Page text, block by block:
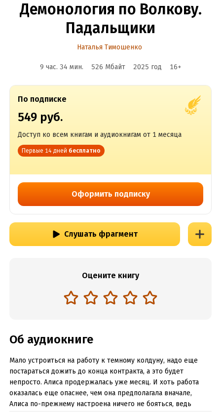
Демонология по Волкову.
Падальщики
Наталья Тимошенко
9 час. 34 мин. 526 Мбайт 2025 год 16+
По подписке
549 руб.
Доступ ко всем книгам и аудиокнигам от 1 месяца
Первые 14 дней бесплатно
Оформить подписку
Слушать фрагмент
Оцените книгу
Об аудиокниге
Мало устроиться на работу к темному колдуну, надо еще
постараться дожить до конца контракта, а это будет
непросто. Алиса продержалась уже месяц. И хоть работа
оказалась еще опаснее, чем она предполагала вначале,
Алиса по-прежнему настроена ничего не бояться, ведь